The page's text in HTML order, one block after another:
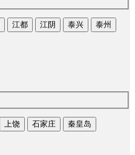
江都 江阴 泰兴 泰州
上饶 石家庄 秦皇岛